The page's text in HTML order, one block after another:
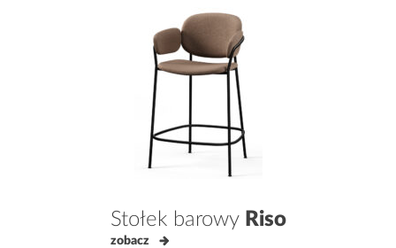
Stołek barowy Riso
zobacz